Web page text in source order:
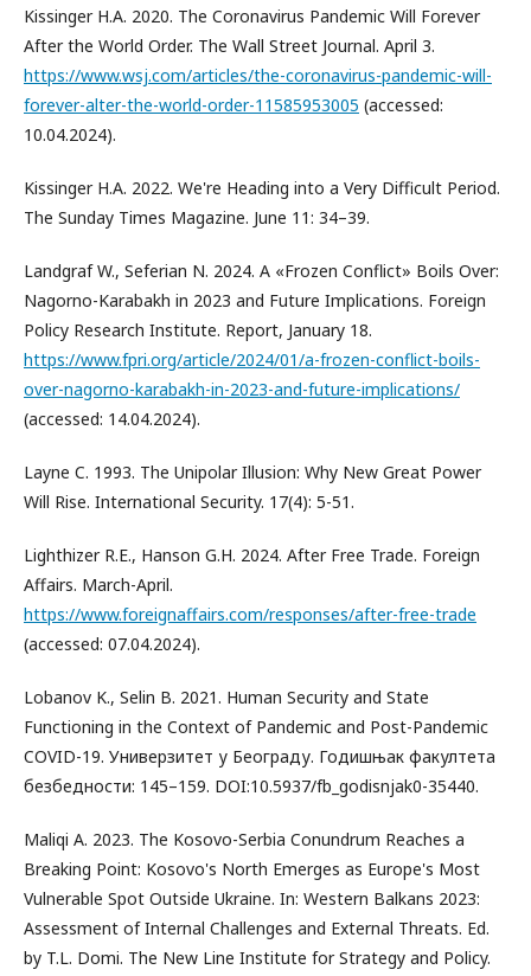
Kissinger H.A. 2020. The Coronavirus Pandemic Will Forever
After the World Order. The Wall Street Journal. April 3.
https://www.wsj.com/articles/the-coronavirus-pandemic-will-
forever-alter-the-world-order-11585953005 (accessed:
10.04.2024).
Kissinger H.A. 2022. We're Heading into a Very Difficult Period.
The Sunday Times Magazine. June 11: 34–39.
Landgraf W., Seferian N. 2024. A «Frozen Conflict» Boils Over:
Nagorno-Karabakh in 2023 and Future Implications. Foreign
Policy Research Institute. Report, January 18.
https://www.fpri.org/article/2024/01/a-frozen-conflict-boils-
over-nagorno-karabakh-in-2023-and-future-implications/
(accessed: 14.04.2024).
Layne C. 1993. The Unipolar Illusion: Why New Great Power
Will Rise. International Security. 17(4): 5-51.
Lighthizer R.E., Hanson G.H. 2024. After Free Trade. Foreign
Affairs. March-April.
https://www.foreignaffairs.com/responses/after-free-trade
(accessed: 07.04.2024).
Lobanov K., Selin B. 2021. Human Security and State
Functioning in the Context of Pandemic and Post-Pandemic
COVID-19. Универзитет у Београду. Годишњак факултета
безбедности: 145–159. DOI:10.5937/fb_godisnjak0-35440.
Maliqi A. 2023. The Kosovo-Serbia Conundrum Reaches a
Breaking Point: Kosovo's North Emerges as Europe's Most
Vulnerable Spot Outside Ukraine. In: Western Balkans 2023:
Assessment of Internal Challenges and External Threats. Ed.
by T.L. Domi. The New Line Institute for Strategy and Policy.